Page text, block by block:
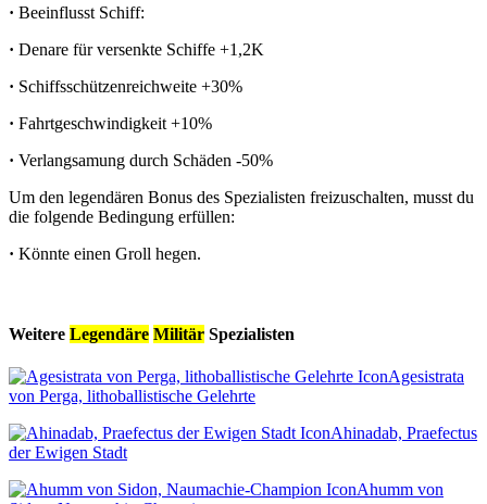
· Beeinflusst Schiff:
· Denare für versenkte Schiffe +1,2K
· Schiffsschützenreichweite +30%
· Fahrtgeschwindigkeit +10%
· Verlangsamung durch Schäden -50%
Um den legendären Bonus des Spezialisten freizuschalten, musst du
die folgende Bedingung erfüllen:
· Könnte einen Groll hegen.
Weitere Legendäre Militär Spezialisten
Agesistrata
von Perga, lithoballistische Gelehrte
Ahinadab, Praefectus
der Ewigen Stadt
Ahumm von